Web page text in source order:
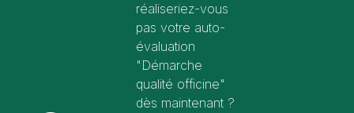
réaliseriez-vous
pas votre auto-
évaluation
"Démarche
qualité officine"
dès maintenant ?